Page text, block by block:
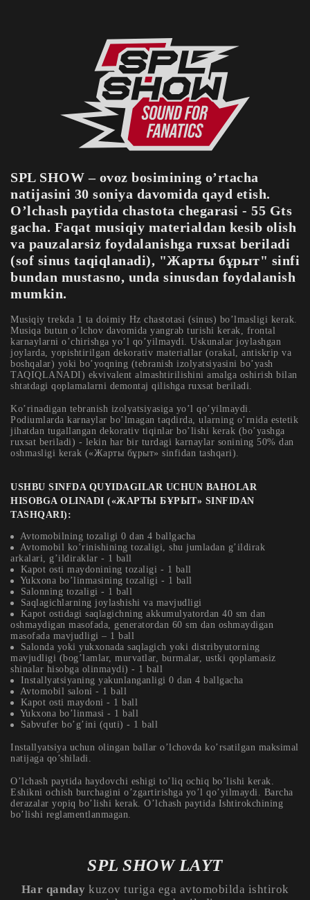
SPL SHOW – ovoz bosimining o’rtacha
natijasini 30 soniya davomida qayd etish.
O’lchash paytida chastota chegarasi - 55 Gts
gacha. Faqat musiqiy materialdan kesib olish
va pauzalarsiz foydalanishga ruxsat beriladi
(sof sinus taqiqlanadi), "Жарты бұрыт" sinfi
bundan mustasno, unda sinusdan foydalanish
mumkin.
Musiqiy trekda 1 ta doimiy Hz chastotasi (sinus) bo’lmasligi kerak.
Musiqa butun o’lchov davomida yangrab turishi kerak, frontal
karnaylarni o’chirishga yo’l qo’yilmaydi. Uskunalar joylashgan
joylarda, yopishtirilgan dekorativ materiallar (orakal, antiskrip va
boshqalar) yoki bo’yoqning (tebranish izolyatsiyasini bo’yash
TAQIQLANADI) ekvivalent almashtirilishini amalga oshirish bilan
shtatdagi qoplamalarni demontaj qilishga ruxsat beriladi.
Ko’rinadigan tebranish izolyatsiyasiga yo’l qo’yilmaydi.
Podiumlarda karnaylar bo’lmagan taqdirda, ularning o’rnida estetik
jihatdan tugallangan dekorativ tiqinlar bo’lishi kerak (bo’yashga
ruxsat beriladi) - lekin har bir turdagi karnaylar sonining 50% dan
oshmasligi kerak («Жарты бұрыт» sinfidan tashqari).
USHBU SINFDA QUYIDAGILAR UCHUN BAHOLAR
HISOBGA OLINADI («ЖАРТЫ БҰРЫТ» SINFIDAN
TASHQARI):
Avtomobilning tozaligi 0 dan 4 ballgacha
Avtomobil ko’rinishining tozaligi, shu jumladan g’ildirak
arkalari, g’ildiraklar - 1 ball
Kapot osti maydonining tozaligi - 1 ball
Yukxona bo’linmasining tozaligi - 1 ball
Salonning tozaligi - 1 ball
Saqlagichlarning joylashishi va mavjudligi
Kapot ostidagi saqlagichning akkumulyatordan 40 sm dan
oshmaydigan masofada, generatordan 60 sm dan oshmaydigan
masofada mavjudligi – 1 ball
Salonda yoki yukxonada saqlagich yoki distribyutorning
mavjudligi (bog’lamlar, murvatlar, burmalar, ustki qoplamasiz
shinalar hisobga olinmaydi) - 1 ball
Installyatsiyaning yakunlanganligi 0 dan 4 ballgacha
Avtomobil saloni - 1 ball
Kapot osti maydoni - 1 ball
Yukxona bo’linmasi - 1 ball
Sabvufer bo’g’ini (quti) - 1 ball
Installyatsiya uchun olingan ballar o’lchovda ko’rsatilgan maksimal
natijaga qo’shiladi.
O’lchash paytida haydovchi eshigi to’liq ochiq bo’lishi kerak.
Eshikni ochish burchagini o’zgartirishga yo’l qo’yilmaydi. Barcha
derazalar yopiq bo’lishi kerak. O’lchash paytida Ishtirokchining
bo’lishi reglamentlanmagan.
SPL SHOW LAYT
Har qanday kuzov turiga ega avtomobilda ishtirok